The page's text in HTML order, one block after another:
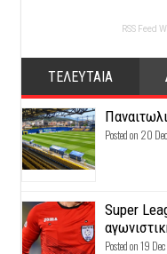
RSS Feed
ΤΕΛΕΥΤΑΙΑ
Posted on 20
Super
Posted on 19